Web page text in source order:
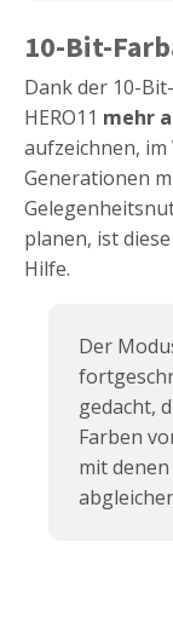
10-Bit-
Dank der 10-
HERO11 mehr
aufzeichnen,
Generationen
planen, ist
Hilfe.
Der
gedacht,
Farben
mit